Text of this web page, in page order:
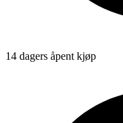
14 dagers åpent kjøp